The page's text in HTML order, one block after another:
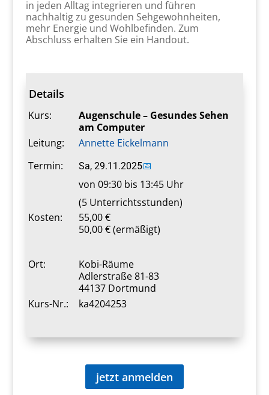
in jeden Alltag integrieren und führen
nachhaltig zu gesunden Sehgewohnheiten,
mehr Energie und Wohlbefinden. Zum
Abschluss erhalten Sie ein Handout.
Details
Kurs:
Augenschule – Gesundes Sehen
am Computer
Leitung:
Annette Eickelmann
Termin:
Sa, 29.11.2025📅
von 09:30 bis 13:45 Uhr
(5 Unterrichtsstunden)
Kosten:
55,00 €
50,00 € (ermäßigt)
Ort:
Kobi-Räume
Adlerstraße 81-83
44137 Dortmund
Kurs-Nr.:
ka4204253
jetzt anmelden